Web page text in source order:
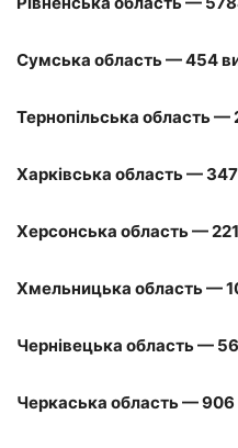
Сумська область — 454
Тернопільська область —
Харківська область —
Херсонська область —
Хмельницька область —
Чернівецька область —
Черкаська область — 906